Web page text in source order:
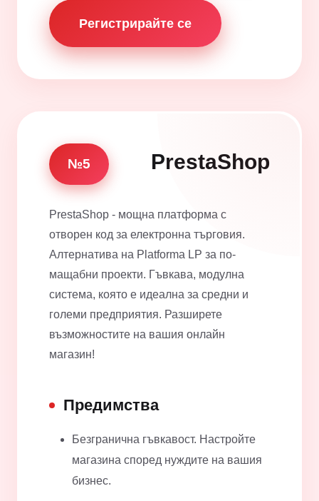
Регистрирайте се
№5 PrestaShop
PrestaShop - мощна платформа с
отворен код за електронна търговия.
Алтернатива на Platforma LP за по-
мащабни проекти. Гъвкава, модулна
система, която е идеална за средни и
големи предприятия. Разширете
възможностите на вашия онлайн
магазин!
Предимства
Безгранична гъвкавост. Настройте
магазина според нуждите на вашия
бизнес.